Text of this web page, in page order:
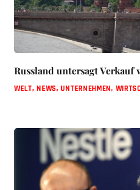
Russland untersagt Verkauf
WELT,NEWS,UNTERNEHMEN,